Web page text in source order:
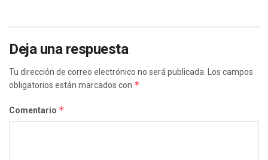
Deja una respuesta
Tu dirección de correo electrónico no será publicada.
Los campos
obligatorios están marcados con *
Comentario *